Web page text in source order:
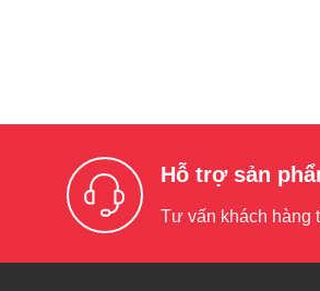
Hỗ trợ sản
Tư vấn khách hàng